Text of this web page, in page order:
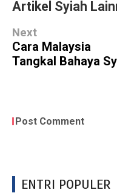
Artikel Syiah
Next
Cara Malaysia
Tangkal Bahaya
Post Comment
ENTRI POPULER